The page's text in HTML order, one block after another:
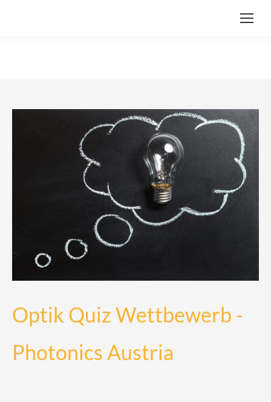
Optik Quiz Wettbewerb -
Photonics Austria